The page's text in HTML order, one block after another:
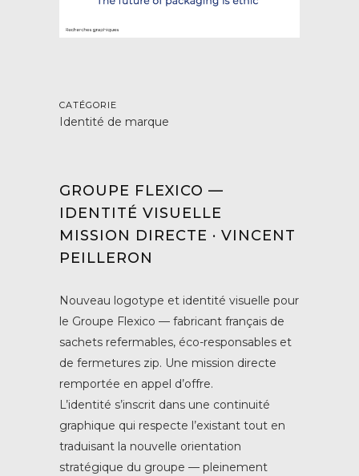
CATÉGORIE
Identité de marque
GROUPE FLEXICO —
IDENTITÉ VISUELLE
MISSION DIRECTE · VINCENT
PEILLERON
Nouveau logotype et identité visuelle pour
le Groupe Flexico — fabricant français de
sachets refermables, éco-responsables et
de fermetures zip. Une mission directe
remportée en appel d’offre.
L’identité s’inscrit dans une continuité
graphique qui respecte l’existant tout en
traduisant la nouvelle orientation
stratégique du groupe — pleinement